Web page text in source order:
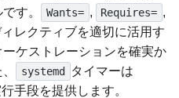
す。
Wants= , Requires= ,
レクティブを適切に活用す
ケストレーションを確実か
systemd タイマーは
手段を提供します。